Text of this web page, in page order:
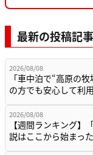
最新の投稿記
2026/08/08
「車中泊で“高原の
の方でも安心して利
2026/08/08
【週間ランキング
説はここから始まっ